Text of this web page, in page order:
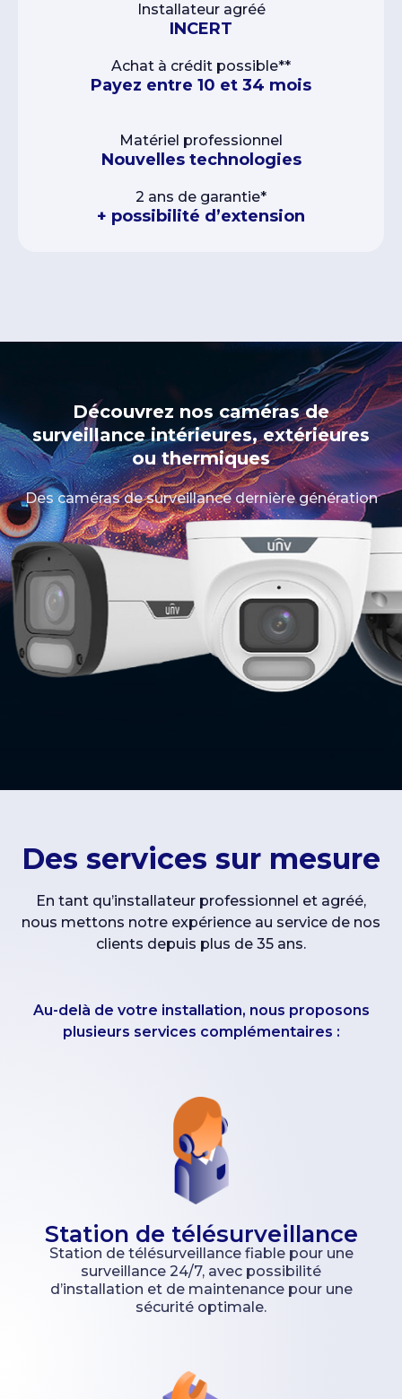
Installateur agréé
INCERT
Achat à crédit possible**
Payez entre 10 et 34 mois
Matériel professionnel
Nouvelles technologies
2 ans de garantie*
+ possibilité d’extension
Découvrez nos caméras de
surveillance intérieures, extérieures
ou thermiques
Des caméras de surveillance dernière génération
Des services sur mesure
En tant qu’installateur professionnel et agréé,
nous mettons notre expérience au service de nos
clients depuis plus de 35 ans.
Au-delà de votre installation, nous proposons
plusieurs services complémentaires :
Station de télésurveillance
Station de télésurveillance fiable pour une
surveillance 24/7, avec possibilité
d’installation et de maintenance pour une
sécurité optimale.